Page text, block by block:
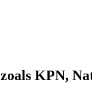
KPN,